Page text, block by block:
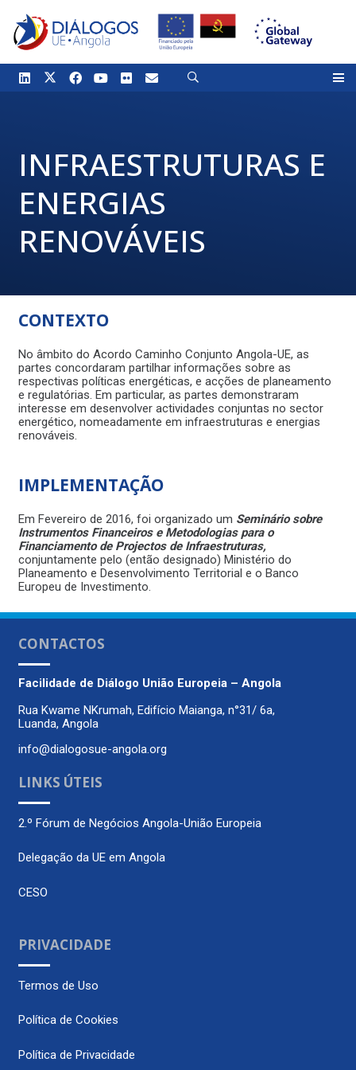
INFRAESTRUTURAS E
ENERGIAS
RENOVÁVEIS
CONTEXTO
No âmbito do Acordo Caminho Conjunto Angola-UE, as
partes concordaram partilhar informações sobre as
respectivas políticas energéticas, e acções de planeamento
e regulatórias. Em particular, as partes demonstraram
interesse em desenvolver actividades conjuntas no sector
energético, nomeadamente em infraestruturas e energias
renováveis.
IMPLEMENTAÇÃO
Em Fevereiro de 2016, foi organizado um Seminário sobre
Instrumentos Financeiros e Metodologias para o
Financiamento de Projectos de Infraestruturas,
conjuntamente pelo (então designado) Ministério do
Planeamento e Desenvolvimento Territorial e o Banco
Europeu de Investimento.
CONTACTOS
Facilidade de Diálogo União Europeia – Angola
Rua Kwame NKrumah, Edifício Maianga, n°31/ 6a,
Luanda, Angola
info@dialogosue-angola.org
LINKS ÚTEIS
2.º Fórum de Negócios Angola-União Europeia
Delegação da UE em Angola
CESO
PRIVACIDADE
Termos de Uso
Política de Cookies
Política de Privacidade